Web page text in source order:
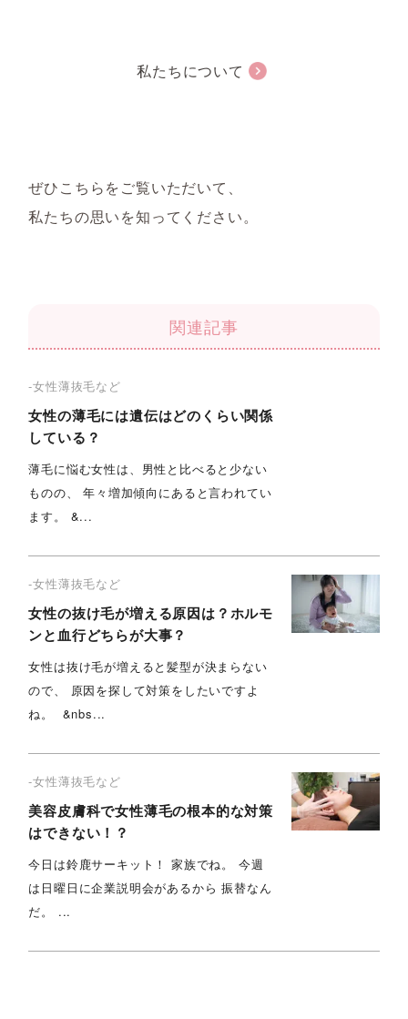
私たちについて
ぜひこちらをご覧いただいて、
私たちの思いを知ってください。
関連記事
-女性薄抜毛など
女性の薄毛には遺伝はどのくらい関係
している？
薄毛に悩む女性は、男性と比べると少ない
ものの、 年々増加傾向にあると言われてい
ます。 &...
-女性薄抜毛など
女性の抜け毛が増える原因は？ホルモ
ンと血行どちらが大事？
女性は抜け毛が増えると髪型が決まらない
ので、 原因を探して対策をしたいですよ
ね。 &nbs...
-女性薄抜毛など
美容皮膚科で女性薄毛の根本的な対策
はできない！？
今日は鈴鹿サーキット！ 家族でね。 今週
は日曜日に企業説明会があるから 振替なん
だ。 ...